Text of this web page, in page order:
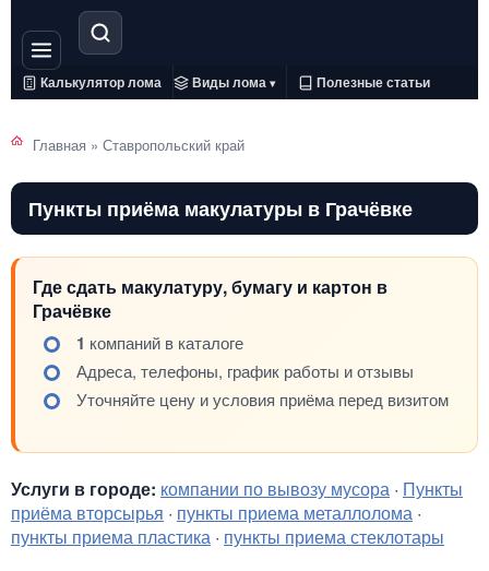
Калькулятор лома Виды лома ▾ Полезные статьи
Главная » Ставропольский край
Пункты приёма макулатуры в Грачёвке
Где сдать макулатуру, бумагу и картон в
Грачёвке
1 компаний в каталоге
Адреса, телефоны, график работы и отзывы
Уточняйте цену и условия приёма перед визитом
Услуги в городе: компании по вывозу мусора · Пункты
приёма вторсырья · пункты приема металлолома ·
пункты приема пластика · пункты приема стеклотары